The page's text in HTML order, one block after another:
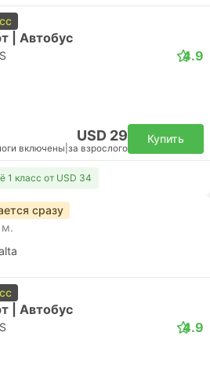
| Автобус
4.9
USD 29
включены за взрослого
Купить
1 класс от USD 34
сразу
м.
| Автобус
4.9